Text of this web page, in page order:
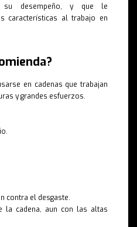
su desempeño, y que le
características al trabajo en
en cadenas que trabajan
y grandes esfuerzos.
contra el desgaste.
la cadena, aun con las altas